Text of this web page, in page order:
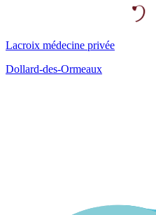
Lacroix médecine privée
Dollard-des-Ormeaux